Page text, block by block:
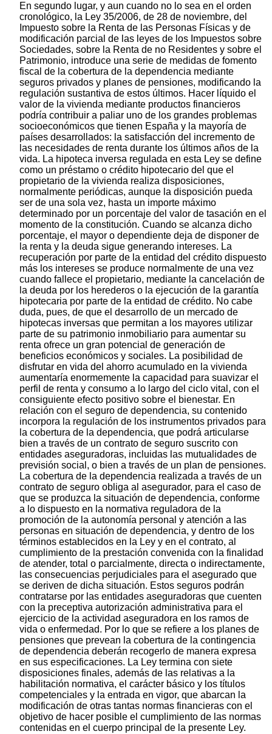
En segundo lugar, y aun cuando no lo sea en el orden
cronológico, la Ley 35/2006, de 28 de noviembre, del
Impuesto sobre la Renta de las Personas Físicas y de
modificación parcial de las leyes de los Impuestos sobre
Sociedades, sobre la Renta de no Residentes y sobre el
Patrimonio, introduce una serie de medidas de fomento
fiscal de la cobertura de la dependencia mediante
seguros privados y planes de pensiones, modificando la
regulación sustantiva de estos últimos. Hacer líquido el
valor de la vivienda mediante productos financieros
podría contribuir a paliar uno de los grandes problemas
socioeconómicos que tienen España y la mayoría de
países desarrollados: la satisfacción del incremento de
las necesidades de renta durante los últimos años de la
vida. La hipoteca inversa regulada en esta Ley se define
como un préstamo o crédito hipotecario del que el
propietario de la vivienda realiza disposiciones,
normalmente periódicas, aunque la disposición pueda
ser de una sola vez, hasta un importe máximo
determinado por un porcentaje del valor de tasación en el
momento de la constitución. Cuando se alcanza dicho
porcentaje, el mayor o dependiente deja de disponer de
la renta y la deuda sigue generando intereses. La
recuperación por parte de la entidad del crédito dispuesto
más los intereses se produce normalmente de una vez
cuando fallece el propietario, mediante la cancelación de
la deuda por los herederos o la ejecución de la garantía
hipotecaria por parte de la entidad de crédito. No cabe
duda, pues, de que el desarrollo de un mercado de
hipotecas inversas que permitan a los mayores utilizar
parte de su patrimonio inmobiliario para aumentar su
renta ofrece un gran potencial de generación de
beneficios económicos y sociales. La posibilidad de
disfrutar en vida del ahorro acumulado en la vivienda
aumentaría enormemente la capacidad para suavizar el
perfil de renta y consumo a lo largo del ciclo vital, con el
consiguiente efecto positivo sobre el bienestar. En
relación con el seguro de dependencia, su contenido
incorpora la regulación de los instrumentos privados para
la cobertura de la dependencia, que podrá articularse
bien a través de un contrato de seguro suscrito con
entidades aseguradoras, incluidas las mutualidades de
previsión social, o bien a través de un plan de pensiones.
La cobertura de la dependencia realizada a través de un
contrato de seguro obliga al asegurador, para el caso de
que se produzca la situación de dependencia, conforme
a lo dispuesto en la normativa reguladora de la
promoción de la autonomía personal y atención a las
personas en situación de dependencia, y dentro de los
términos establecidos en la Ley y en el contrato, al
cumplimiento de la prestación convenida con la finalidad
de atender, total o parcialmente, directa o indirectamente,
las consecuencias perjudiciales para el asegurado que
se deriven de dicha situación. Estos seguros podrán
contratarse por las entidades aseguradoras que cuenten
con la preceptiva autorización administrativa para el
ejercicio de la actividad aseguradora en los ramos de
vida o enfermedad. Por lo que se refiere a los planes de
pensiones que prevean la cobertura de la contingencia
de dependencia deberán recogerlo de manera expresa
en sus especificaciones. La Ley termina con siete
disposiciones finales, además de las relativas a la
habilitación normativa, el carácter básico y los títulos
competenciales y la entrada en vigor, que abarcan la
modificación de otras tantas normas financieras con el
objetivo de hacer posible el cumplimiento de las normas
contenidas en el cuerpo principal de la presente Ley.